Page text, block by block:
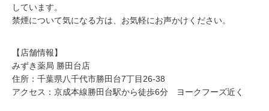
しています。
禁煙について気になる方は、お気軽にお声かけください。
【店舗情報】
みずき薬局 勝田台店
住所：千葉県八千代市勝田台7丁目26-38
アクセス：京成本線勝田台駅から徒歩6分 ヨークフーズ近く